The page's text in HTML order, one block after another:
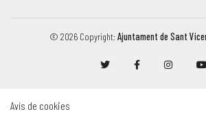
© 2026 Copyright: Ajuntament de Sant
Avís de cookies